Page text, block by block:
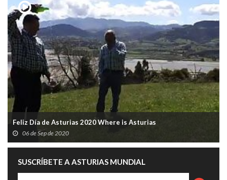
Feliz Día de Asturias 2020 Where is Asturias
06 de Sep de 2020
SUSCRÍBETE A ASTURIAS MUNDIAL